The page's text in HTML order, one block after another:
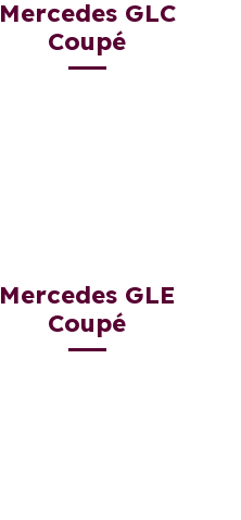
Mercedes GLC
Coupé
Mercedes GLE
Coupé